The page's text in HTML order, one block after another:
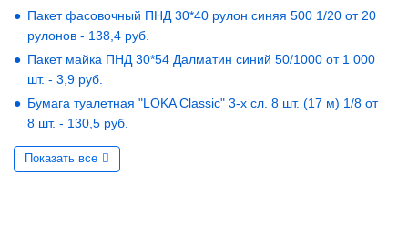
Пакет фасовочный ПНД 30*40 рулон синяя 500 1/20 от 20
рулонов - 138,4 руб.
Пакет майка ПНД 30*54 Далматин синий 50/1000 от 1 000
шт. - 3,9 руб.
Бумага туалетная "LOKA Classic" 3-х сл. 8 шт. (17 м) 1/8 от
8 шт. - 130,5 руб.
Показать все